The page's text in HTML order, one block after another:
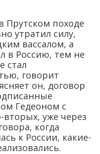
Прутском походе
утратил силу,
вассалом, а
в Россию, тем не
стал
говорит
он, договор
Гедеоном с
вторых, уже через
когда
к России, какие-